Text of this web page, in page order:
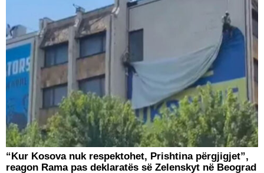
“Kur Kosova nuk respektohet, Prishtina përgjigjet”,
reagon Rama pas deklaratës së Zelenskyt në Beograd